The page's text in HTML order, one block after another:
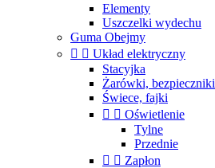
Elementy
Uszczelki wydechu
Guma Obejmy
  Układ elektryczny
Stacyjka
Żarówki, bezpieczniki
Świece, fajki
  Oświetlenie
Tylne
Przednie
  Zapłon